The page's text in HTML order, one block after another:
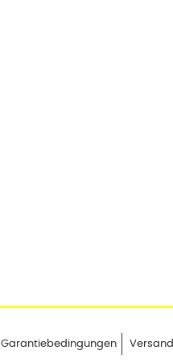
Garantiebedingungen Versand